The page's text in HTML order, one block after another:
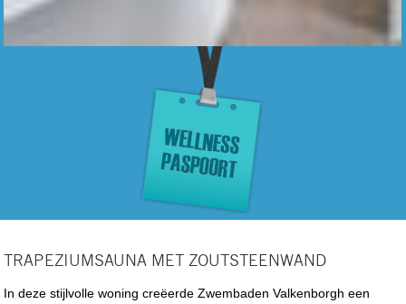
TRAPEZIUMSAUNA MET ZOUTSTEENWAND
In deze stijlvolle woning creëerde Zwembaden Valkenborgh een